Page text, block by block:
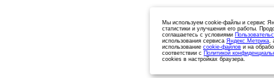
Мы используем cookie-файлы и сервис
статистики и улучшения его работы.
соглашаетесь с условиями
использования сервиса Яндекс.Метрика,
использование cookie-файлов и на
соответствии с Политикой
cookies в настройках браузера.